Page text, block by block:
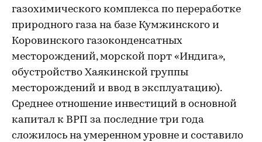
газохимического комплекса по переработке
природного газа на базе Кумжинского и
Коровинского газоконденсатных
месторождений, морской порт «Индига»,
обустройство Хаякинской группы
месторождений и ввод в эксплуатацию).
Среднее отношение инвестиций в основной
капитал к ВРП за последние три года
сложилось на умеренном уровне и составило